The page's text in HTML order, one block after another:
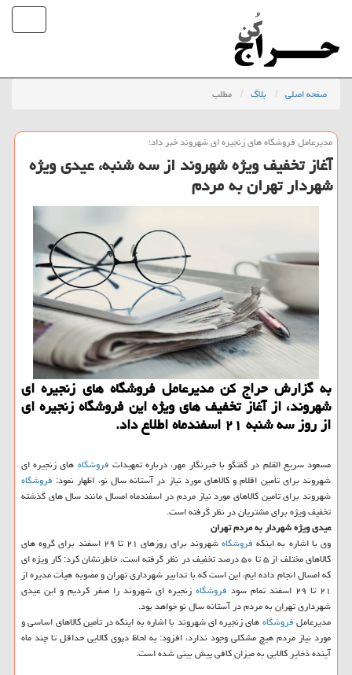
صفحه اصلی بلاگ مطلب
مدیرعامل فروشگاه های زنجیره ای شهروند خبر داد؛
آغاز تخفیف ویژه شهروند از سه شنبه، عیدی ویژه
شهردار تهران به مردم
به گزارش حراج كن مدیرعامل فروشگاه های زنجیره ای
شهروند، از آغاز تخفیف های ویژه این فروشگاه زنجیره ای
از روز سه شنبه ۲۱ اسفندماه اطلاع داد.
مسعود سریع القلم در گفتگو با خبرنگار مهر، درباره تمهیدات فروشگاه های زنجیره ای
شهروند برای تأمین اقلام و كالاهای مورد نیاز در آستانه سال نو، اظهار نمود: فروشگاه
شهروند برای تأمین كالاهای مورد نیاز مردم در اسفندماه امسال مانند سال های گذشته
تخفیف ویژه برای مشتریان در نظر گرفته است.
عیدی ویژه شهردار به مردم تهران
وی با اشاره به اینكه فروشگاه
شهروند برای روزهای ۲۱ تا ۲۹ اسفند برای گروه های
كالاهای مختلف از ۵ تا ۵۰ درصد تخفیف در نظر گرفته است، خاطرنشان كرد: كار ویژه ای
كه امسال انجام داده ایم، این است كه با تدابیر شهرداری تهران و مصوبه هیأت مدیره از
۲۱ تا ۲۹ اسفند تمام سود
فروشگاه زنجیره ای شهروند را صفر كردیم و این عیدی
شهرداری تهران به مردم در آستانه سال نو خواهد بود.
مدیرعاملفروشگاههای زنجیره ای شهروند با اشاره به اینكه در تأمین كالاهای اساسی و
مورد نیاز مردم هیچ مشكلی وجود ندارد، افزود: به لحاظ دپوی كالایی حداقل تا چند ماه
آینده ذخایر كالایی به میزان كافی پیش بینی شده است.